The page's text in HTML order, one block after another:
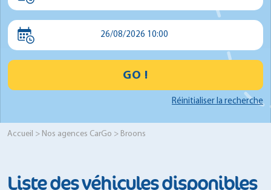
26/08/2026 10:00
GO !
Réinitialiser la recherche
Accueil > Nos agences CarGo > Broons
Liste des véhicules disponibles